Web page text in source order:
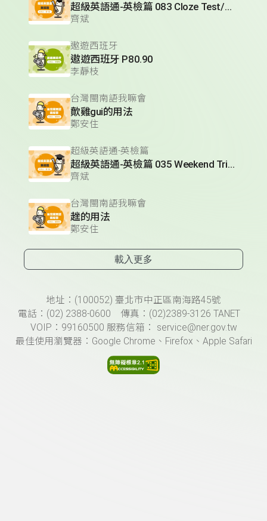
超級英語通-英檢篇 083 Cloze Test/段落填空-13
齊斌
遨遊西班牙
遨遊西班牙 P80.90
李靜枝
台灣閩南語我嘛會
歕雞gui的用法
鄭安住
超級英語通-英檢篇
超級英語通-英檢篇 035 Weekend Trip- 週末旅遊
齊斌
台灣閩南語我嘛會
趖的用法
鄭安住
載入更多
頁尾資訊地址：(100052) 臺北市中正區南海路45號
電話：(02) 2388-0600 傳真：(02)2389-3126 TANET
VOIP：99160500 服務信箱： service@ner.gov.tw
最佳使用瀏覽器：Google Chrome、Firefox、Apple Safari